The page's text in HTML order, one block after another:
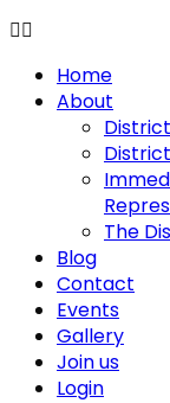
Home
About
The
Blog
Contact
Events
Gallery
Join us
Login